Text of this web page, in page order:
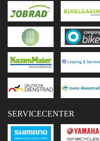
SERVICECENTER